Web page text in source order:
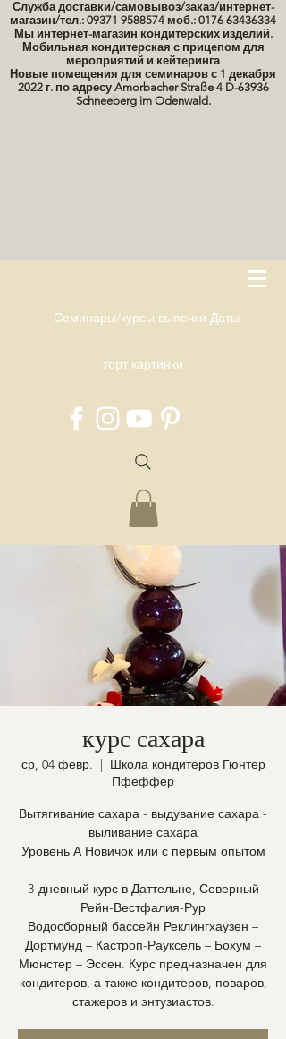
Служба доставки/самовывоз/заказ/интернет-
магазин/тел.: 09371 9588574 моб.: 0176 63436334
Мы интернет-магазин кондитерских изделий.
Мобильная кондитерская с прицепом для
мероприятий и кейтеринга
Новые помещения для семинаров с 1 декабря
2022 г. по адресу Amorbacher Straße 4 D-63936
Schneeberg im Odenwald.
Семинары/курсы выпечки Даты
торт картинки
курс сахара
ср, 04 февр.
  |
Школа кондитеров Гюнтер
Пфеффер
Вытягивание сахара - выдувание сахара -
выливание сахара
Уровень А Новичок или с первым опытом
3-дневный курс в Даттельне, Северный
Рейн-Вестфалия-Рур
Водосборный бассейн Реклингхаузен –
Дортмунд – Кастроп-Рауксель – Бохум –
Мюнстер – Эссен. Курс предназначен для
кондитеров, а также кондитеров, поваров,
стажеров и энтузиастов.